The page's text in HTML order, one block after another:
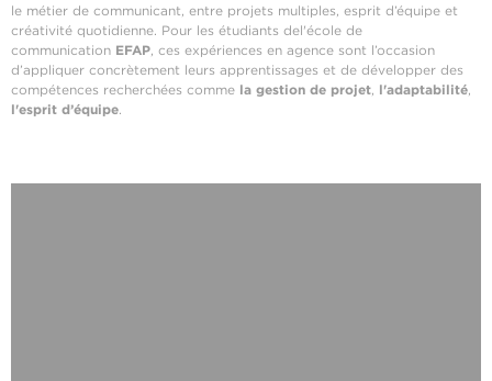
le métier de communicant, entre projets multiples, esprit d’équipe et
créativité quotidienne. Pour les étudiants del'école de
communication EFAP, ces expériences en agence sont l’occasion
d’appliquer concrètement leurs apprentissages et de développer des
compétences recherchées comme la gestion de projet, l'adaptabilité,
l'esprit d’équipe.